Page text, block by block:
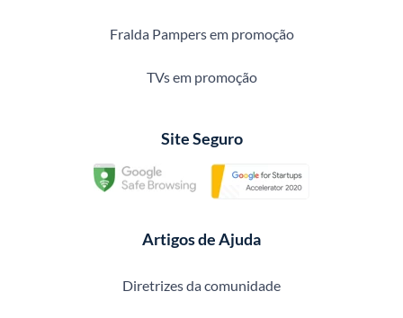
Fralda Pampers em promoção
TVs em promoção
Site Seguro
Artigos de Ajuda
Diretrizes da comunidade